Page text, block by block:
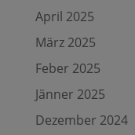
April 2025
März 2025
Feber 2025
Jänner 2025
Dezember 2024